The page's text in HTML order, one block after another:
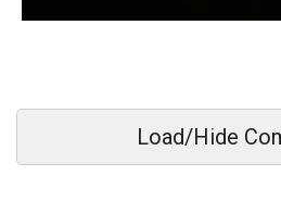
Load/Hide